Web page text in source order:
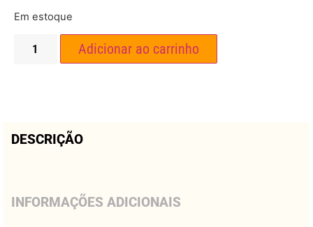
Em estoque
Adicionar ao carrinho
DESCRIÇÃO
INFORMAÇÕES ADICIONAIS